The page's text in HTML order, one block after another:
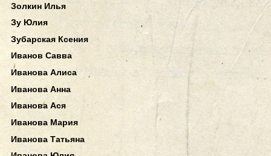
Золкин Илья
Зу Юлия
Зубарская Ксения
Иванов Савва
Иванова Алиса
Иванова Анна
Иванова Ася
Иванова Мария
Иванова Татьяна